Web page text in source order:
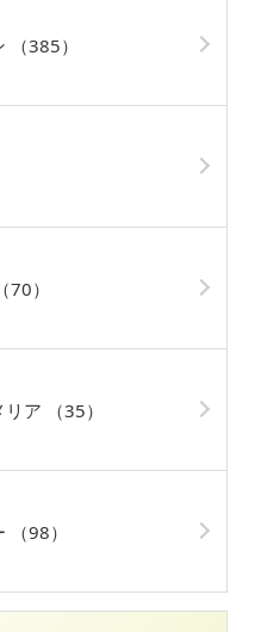
（385）
（70）
ア （35）
（98）